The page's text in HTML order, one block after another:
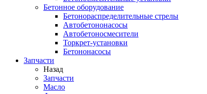
Бетонное оборудование
Бетонораспределительные стрелы
Автобетононасосы
Автобетоносмесители
Торкрет-установки
Бетононасосы
Запчасти
Назад
Запчасти
Масло